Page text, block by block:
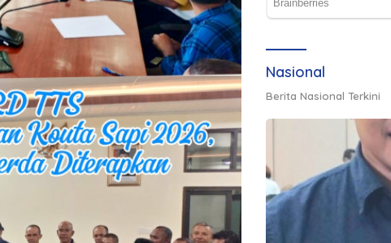
Nasional
Berita Nasional Terkini